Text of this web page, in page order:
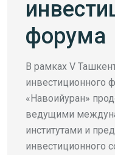
форума
В рамках V
инвестиционного
«Навоийуран»
ведущими
институтами и
инвестиционного